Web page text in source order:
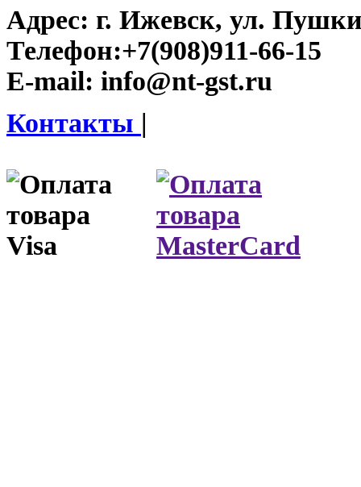
Адрес: г. Ижевск, ул.
Телефон:+7(908)911-66-15
E-mail: info@nt-gst.ru
Контакты |